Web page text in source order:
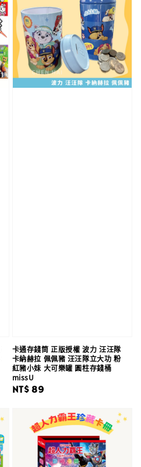
卡通存錢筒 正版授權 波力 汪汪隊
卡納赫拉 佩佩豬 汪汪隊立大功 粉
紅豬小妹 大可樂罐 圓柱存錢桶
missU
Regular
NT$ 89